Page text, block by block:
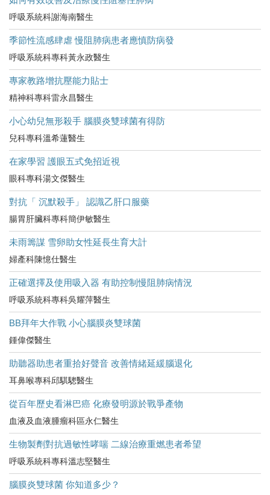
呼吸系統科謝海南醫生
季節性流感肆虐 慢阻肺病患者應慎防病發
呼吸系統科專科黃永政醫生
專家教路增抗壓能力貼士
精神科專科雷永昌醫生
小心幼兒無形殺手 腦膜炎雙球菌有得防
兒科專科溫希蓮醫生
在家學習 護眼五式免招近視
眼科專科湯文傑醫生
對抗「 沉默殺手」 認識乙肝口服藥
腸胃肝臟科專科簡伊敏醫生
未雨籌謀 雪卵助女性延長生育大計
婦產科陳憶仕醫生
正確選擇及使用吸入器 有助控制慢阻肺病情況
呼吸系統科專科吳耀萍醫生
BB拜年大作戰 小心腦膜炎雙球菌
鍾偉傑醫生
助聽器助患者重拾好聲音 改善情緒延緩腦退化
耳鼻喉專科邱騏驄醫生
從百年歷史看淋巴癌 化療發明源於戰爭產物
血液及血液腫瘤科區永仁醫生
生物製劑對抗過敏性哮喘 二線治療重燃患者希望
呼吸系統科專科溫志堅醫生
腦膜炎雙球菌 你知道多少？